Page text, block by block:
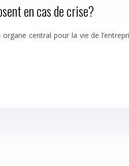
en cas de crise?
central pour la vie de